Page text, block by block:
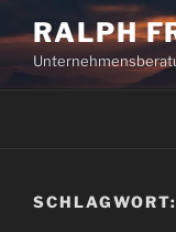
Inhalt
springen
RALPH
SCHLAGWORT: